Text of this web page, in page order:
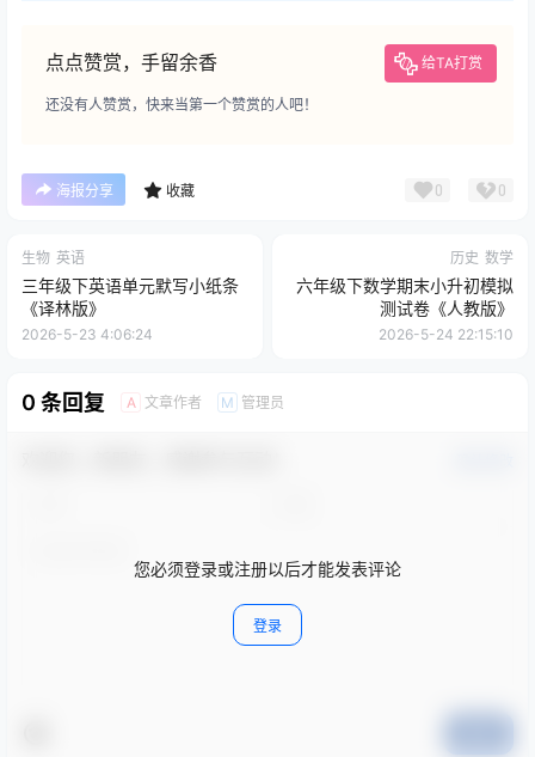
点点赞赏，手留余香 给TA打赏
还没有人赞赏，快来当第一个赞赏的人吧！
海报分享 收藏 0 0
生物 英语
三年级下英语单元默写小纸条
《译林版》
2026-5-23 4:06:24
历史 数学
六年级下数学期末小升初模拟
测试卷《人教版》
2026-5-24 22:15:10
0 条回复 A 文章作者 M 管理员
您必须登录或注册以后才能发表评论
登录